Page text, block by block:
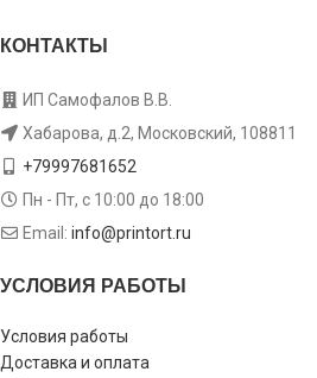
КОНТАКТЫ
ИП Самофалов В.В.
Хабарова, д.2, Московский, 108811
+79997681652
Пн - Пт, с 10:00 до 18:00
Email: info@printort.ru
УСЛОВИЯ РАБОТЫ
Условия работы
Доставка и оплата